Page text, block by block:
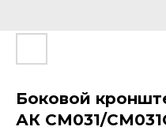
Боковой
АК CM031/